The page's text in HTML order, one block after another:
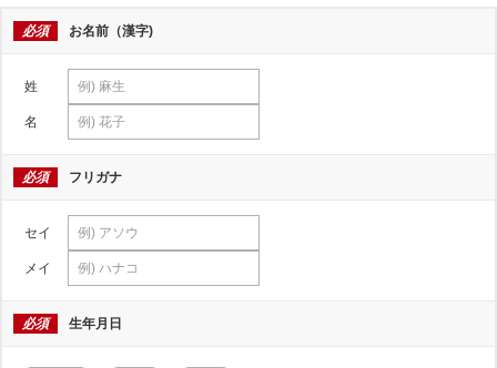
必須 お名前（漢字)
姓
名
必須 フリガナ
セイ
メイ
必須 生年月日